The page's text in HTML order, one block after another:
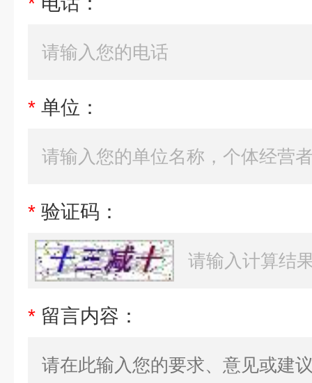
* 单位：
* 验证码：
* 留言内容：